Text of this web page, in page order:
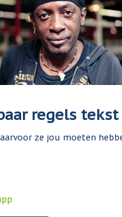
regels
ze jou moeten